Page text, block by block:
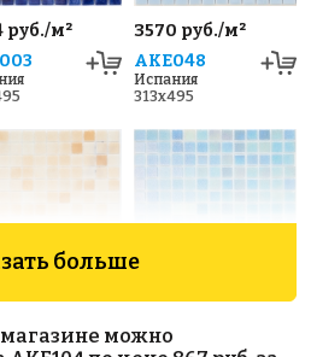
руб./м²
3570 руб./м²
AKE048
Испания
313x495
AKE212
больше
можно